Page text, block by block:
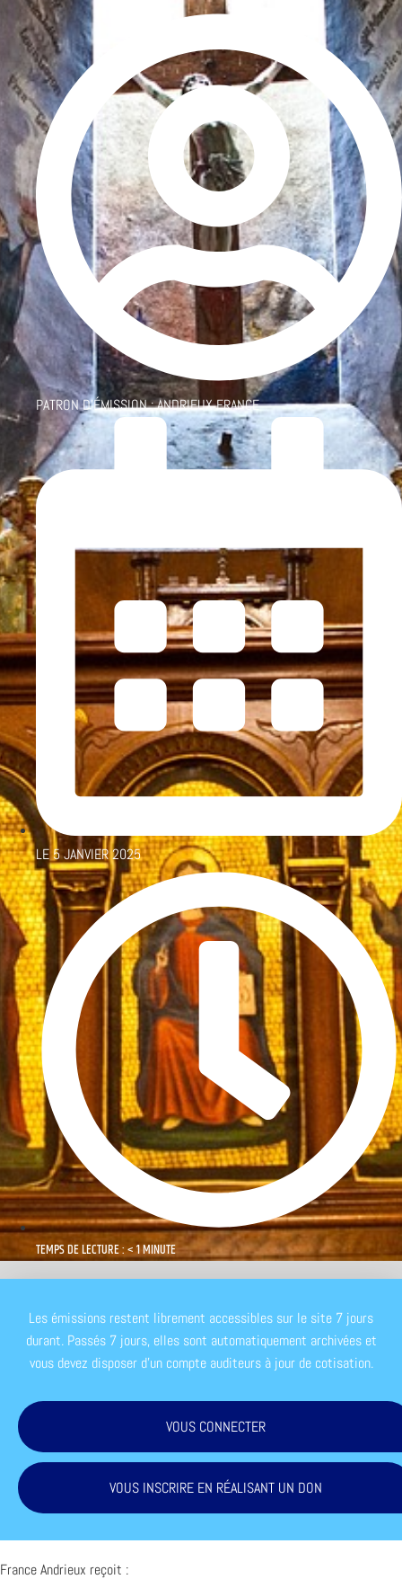
PATRON D'ÉMISSION :ANDRIEUX FRANCE
LE5 JANVIER 2025
TEMPS DE LECTURE : < 1 MINUTE
Les émissions restent librement accessibles sur le site 7 jours
durant. Passés 7 jours, elles sont automatiquement archivées et
vous devez disposer d'un compte auditeurs à jour de cotisation.
VOUS CONNECTER
VOUS INSCRIRE EN RÉALISANT UN DON
France Andrieux reçoit :